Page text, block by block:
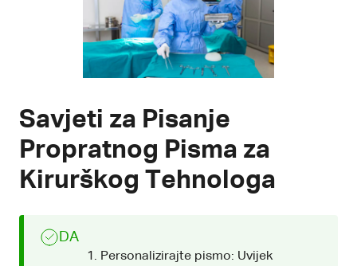
Savjeti za Pisanje
Propratnog Pisma za
Kirurškog Tehnologa
DA
Personalizirajte pismo: Uvijek